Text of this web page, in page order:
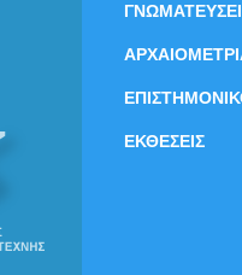
ΕΚΘΕΣΕΙΣ